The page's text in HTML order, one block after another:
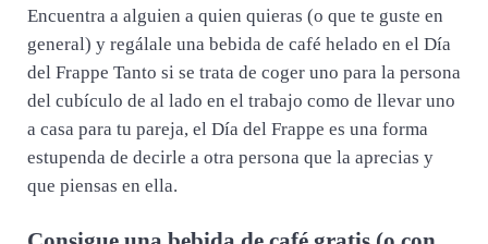
Encuentra a alguien a quien quieras (o que te guste en
general) y regálale una bebida de café helado en el Día
del Frappe Tanto si se trata de coger uno para la persona
del cubículo de al lado en el trabajo como de llevar uno
a casa para tu pareja, el Día del Frappe es una forma
estupenda de decirle a otra persona que la aprecias y
que piensas en ella.